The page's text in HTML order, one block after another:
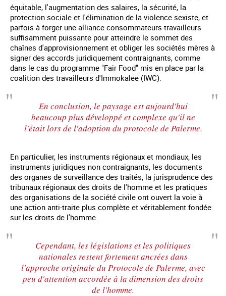
équitable, l'augmentation des salaires, la sécurité, la
protection sociale et l'élimination de la violence sexiste, et
parfois à forger une alliance consommateurs-travailleurs
suffisamment puissante pour atteindre le sommet des
chaînes d'approvisionnement et obliger les sociétés mères à
signer des accords juridiquement contraignants, comme
dans le cas du programme "Fair Food" mis en place par la
coalition des travailleurs d'Immokalee (IWC).
En conclusion, le paysage est aujourd'hui
beaucoup plus développé et complexe qu'il ne
l'était lors de l'adoption du protocole de Palerme.
En particulier, les instruments régionaux et mondiaux, les
instruments juridiques non contraignants, les documents
des organes de surveillance des traités, la jurisprudence des
tribunaux régionaux des droits de l'homme et les pratiques
des organisations de la société civile ont ouvert la voie à
une action anti-traite plus complète et véritablement fondée
sur les droits de l'homme.
Cependant, les législations et les politiques
nationales restent fortement ancrées dans
l'approche originale du Protocole de Palerme, avec
peu d'attention accordée à la dimension des droits
de l'homme.